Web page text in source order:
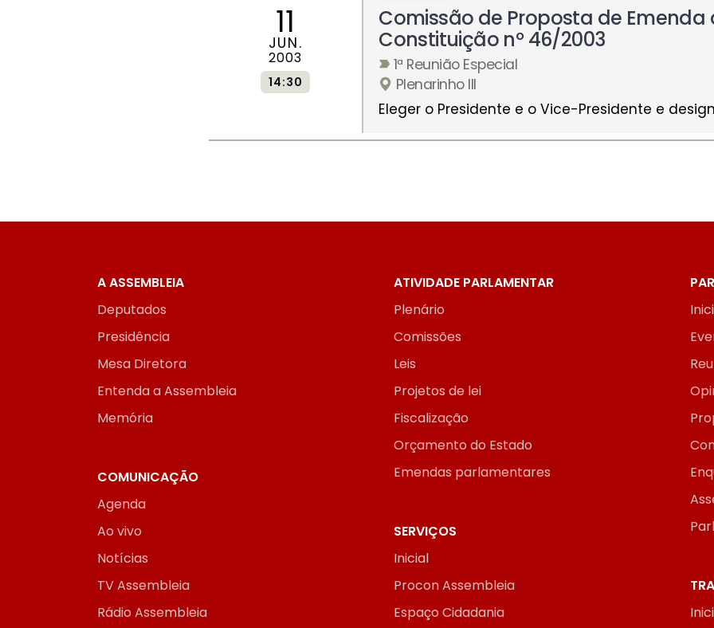
11
JUN.
2003
14:30
Comissão de Proposta de Emenda
Constituição nº 46/2003
1ª Reunião Especial
Plenarinho III
Eleger o Presidente e o Vice-Presidente e
A ASSEMBLEIA
Deputados
Presidência
Mesa Diretora
Entenda a Assembleia
Memória
ATIVIDADE PARLAMENTAR
Plenário
Comissões
Leis
Projetos de lei
Fiscalização
Orçamento do Estado
Emendas parlamentares
COMUNICAÇÃO
Agenda
Ao vivo
Notícias
TV Assembleia
Rádio Assembleia
SERVIÇOS
Inicial
Procon Assembleia
Espaço Cidadania